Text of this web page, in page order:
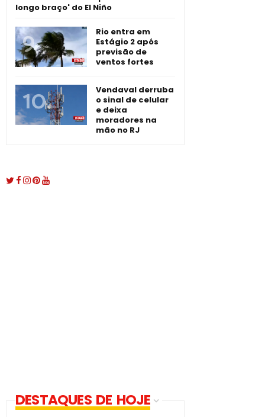
longo braço' do El Niño
Rio entra em
Estágio 2 após
previsão de
ventos fortes
Vendaval derruba
o sinal de celular
e deixa
moradores na
mão no RJ
DESTAQUES DE HOJE